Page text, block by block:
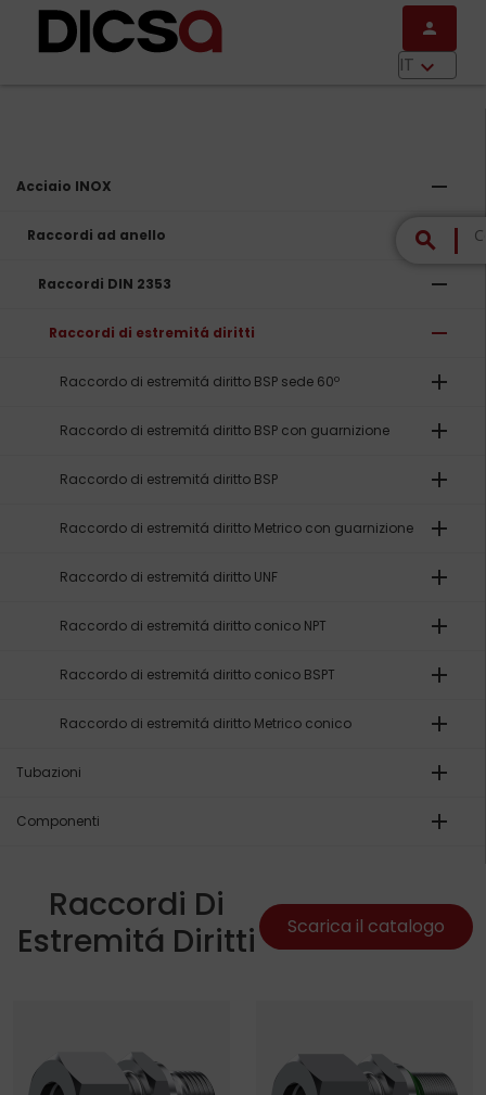
Salta al contenuto principale
person
IT keyboard_arrow_down
search
Acciaio INOX remove
Raccordi ad anello remove
Raccordi DIN 2353 remove
Raccordi di estremitá diritti remove
Raccordo di estremitá diritto BSP sede 60º add
Raccordo di estremitá diritto BSP con guarnizione add
Raccordo di estremitá diritto BSP add
Raccordo di estremitá diritto Metrico con guarnizione add
Raccordo di estremitá diritto UNF add
Raccordo di estremitá diritto conico NPT add
Raccordo di estremitá diritto conico BSPT add
Raccordo di estremitá diritto Metrico conico add
Tubazioni add
Componenti add
Raccordi Di
Estremitá Diritti
Scarica il catalogo